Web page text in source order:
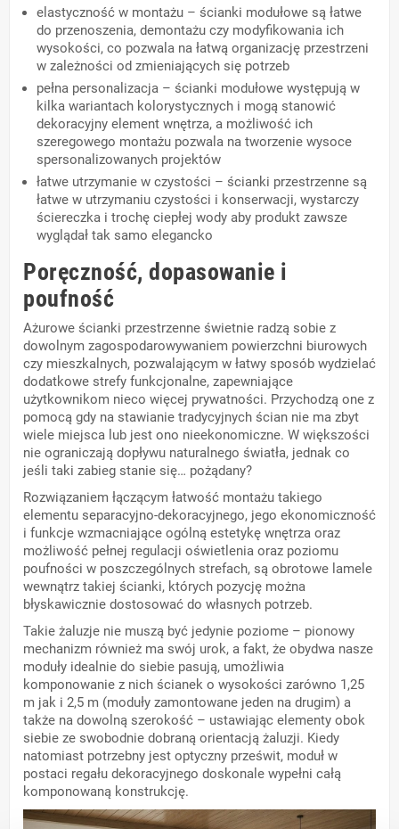
elastyczność w montażu – ścianki modułowe są łatwe
do przenoszenia, demontażu czy modyfikowania ich
wysokości, co pozwala na łatwą organizację przestrzeni
w zależności od zmieniających się potrzeb
pełna personalizacja – ścianki modułowe występują w
kilka wariantach kolorystycznych i mogą stanowić
dekoracyjny element wnętrza, a możliwość ich
szeregowego montażu pozwala na tworzenie wysoce
spersonalizowanych projektów
łatwe utrzymanie w czystości – ścianki przestrzenne są
łatwe w utrzymaniu czystości i konserwacji, wystarczy
ściereczka i trochę ciepłej wody aby produkt zawsze
wyglądał tak samo elegancko
Poręczność, dopasowanie i
poufność
Ażurowe ścianki przestrzenne świetnie radzą sobie z
dowolnym zagospodarowywaniem powierzchni biurowych
czy mieszkalnych, pozwalającym w łatwy sposób wydzielać
dodatkowe strefy funkcjonalne, zapewniające
użytkownikom nieco więcej prywatności. Przychodzą one z
pomocą gdy na stawianie tradycyjnych ścian nie ma zbyt
wiele miejsca lub jest ono nieekonomiczne. W większości
nie ograniczają dopływu naturalnego światła, jednak co
jeśli taki zabieg stanie się… pożądany?
Rozwiązaniem łączącym łatwość montażu takiego
elementu separacyjno-dekoracyjnego, jego ekonomiczność
i funkcje wzmacniające ogólną estetykę wnętrza oraz
możliwość pełnej regulacji oświetlenia oraz poziomu
poufności w poszczególnych strefach, są obrotowe lamele
wewnątrz takiej ścianki, których pozycję można
błyskawicznie dostosować do własnych potrzeb.
Takie żaluzje nie muszą być jedynie poziome – pionowy
mechanizm również ma swój urok, a fakt, że obydwa nasze
moduły idealnie do siebie pasują, umożliwia
komponowanie z nich ścianek o wysokości zarówno 1,25
m jak i 2,5 m (moduły zamontowane jeden na drugim) a
także na dowolną szerokość – ustawiając elementy obok
siebie ze swobodnie dobraną orientacją żaluzji. Kiedy
natomiast potrzebny jest optyczny prześwit, moduł w
postaci regału dekoracyjnego doskonale wypełni całą
komponowaną konstrukcję.